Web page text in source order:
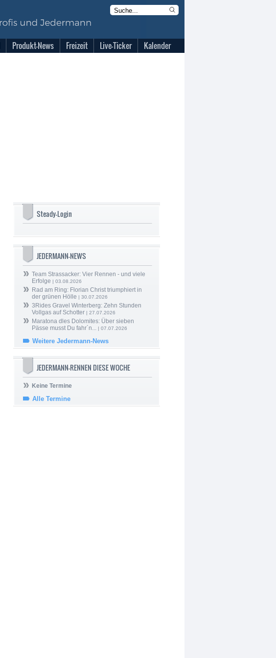
Produkt-News Freizeit Live-Ticker Kalender
Steady-Login
JEDERMANN-NEWS
Team Strassacker: Vier Rennen - und viele
Erfolge | 03.08.2026
Rad am Ring: Florian Christ triumphiert in
der grünen Hölle | 30.07.2026
3Rides Gravel Winterberg: Zehn Stunden
Vollgas auf Schotter | 27.07.2026
Maratona dles Dolomites: Über sieben
Pässe musst Du fahr´n... | 07.07.2026
Weitere Jedermann-News
JEDERMANN-RENNEN DIESE WOCHE
Keine Termine
Alle Termine